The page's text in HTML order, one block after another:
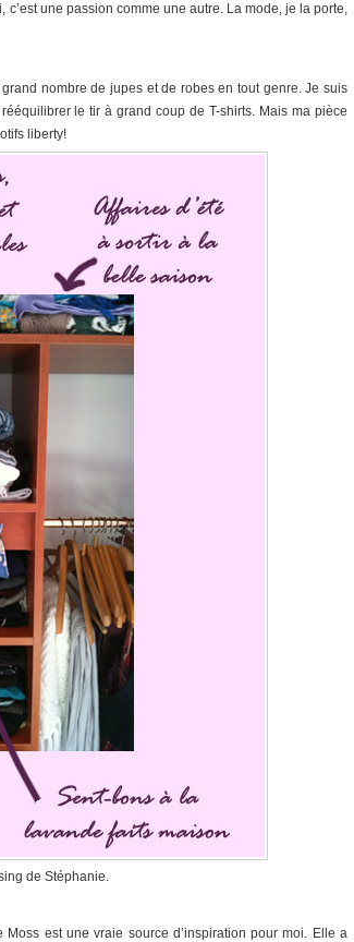
une passion comme une autre. La mode, je la porte,
nombre de jupes et de robes en tout genre. Je suis
le tir à grand coup de T-shirts. Mais ma pièce
liberty!
de Stéphanie.
est une vraie source d’inspiration pour moi. Elle a